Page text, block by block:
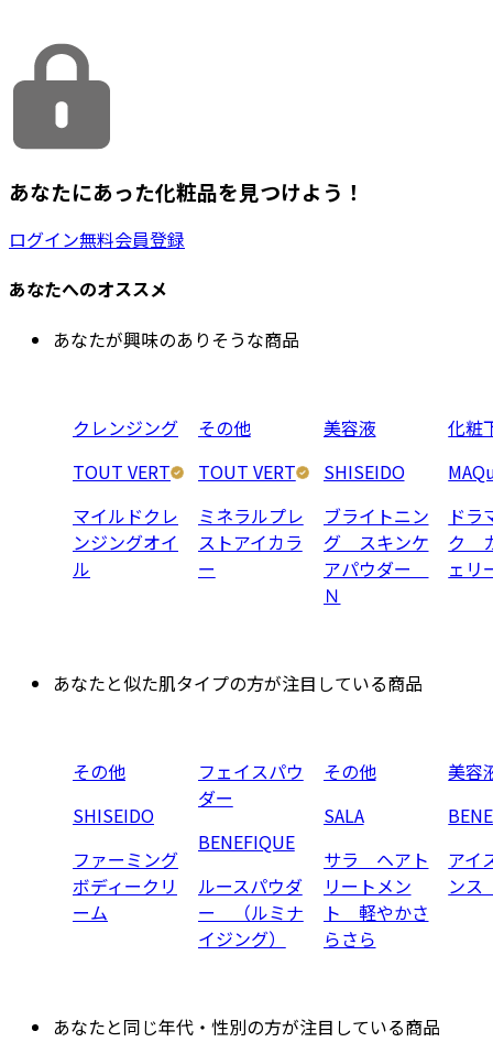
あなたにあった化粧品を見つけよう！
ログイン無料会員登録
あなたへのオススメ
あなたが興味のありそうな商品
クレンジング
TOUT VERT
マイルドクレ
ンジングオイ
ル
その他
TOUT VERT
ミネラルプレ
ストアイカラ
ー
美容液
SHISEIDO
ブライトニン
グ スキンケ
アパウダー
Ｎ
化粧
ドラ
ク
ェ
あなたと似た肌タイプの方が注目している商品
その他
SHISEIDO
ファーミング
ボディークリ
ーム
フェイスパウ
ダー
BENEFIQUE
ルースパウダ
ー （ルミナ
イジング）
その他
SALA
サラ ヘアト
リートメン
ト 軽やかさ
らさら
美容
アイ
ン
あなたと同じ年代・性別の方が注目している商品